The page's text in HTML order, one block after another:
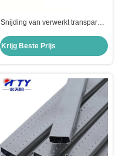
Snijding van verwerkt transparant
glas voor ramen en deuren
Krijg Beste Prijs